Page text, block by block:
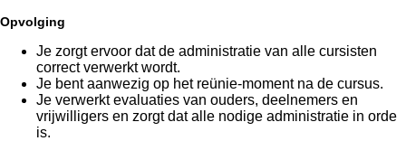
Opvolging
Je zorgt ervoor dat de administratie van alle cursisten
correct verwerkt wordt.
Je bent aanwezig op het reünie-moment na de cursus.
Je verwerkt evaluaties van ouders, deelnemers en
vrijwilligers en zorgt dat alle nodige administratie in orde
is.